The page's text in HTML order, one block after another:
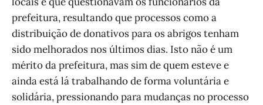
prefeitura, resultando que processos como a
distribuição de donativos para os abrigos tenham
sido melhorados nos últimos dias. Isto não é um
mérito da prefeitura, mas sim de quem esteve e
ainda está lá trabalhando de forma voluntária e
solidária, pressionando para mudanças no processo